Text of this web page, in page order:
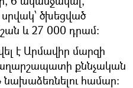
ծխեցված
և 27 000 դրամ։
է Արմավիր մարզի
քննչական
նախաձեռնելու համար։